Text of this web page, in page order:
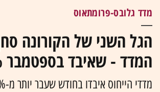
מדד גלובס-פרומתאוס
הגל השני של הקורונה
המדד - שאיבד בספטמבר 3%